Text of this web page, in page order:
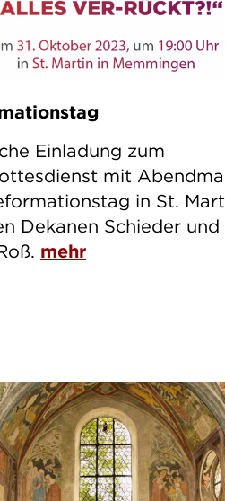
Einladung zum
mit
in St.
Dekanen Schieder und
mehr